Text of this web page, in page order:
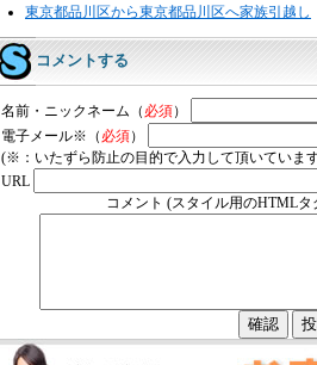
東京都品川区から東京都品川区へ家族引越し
コメントする
名前・ニックネーム（ 必須）
電子メール※（ 必須）
(※：いたずら防止の目的で入力して頂いていま
URL
コメント (スタイル用のHTML